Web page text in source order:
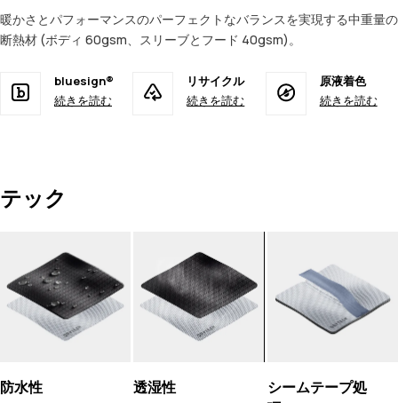
暖かさとパフォーマンスのパーフェクトなバランスを実現する中重量の
断熱材 (ボディ 60gsm、スリーブとフード 40gsm)。
bluesign®
続きを読む
リサイクル
続きを読む
原液着色
続きを読む
テック
防水性 透湿性
シームテープ処